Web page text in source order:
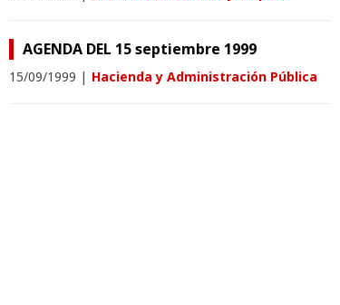
AGENDA DEL 15 septiembre 1999
15/09/1999 | Hacienda y Administración Pública